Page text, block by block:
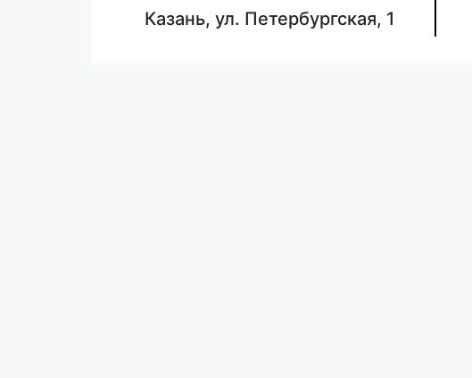
Казань, ул. Петербургская, 1